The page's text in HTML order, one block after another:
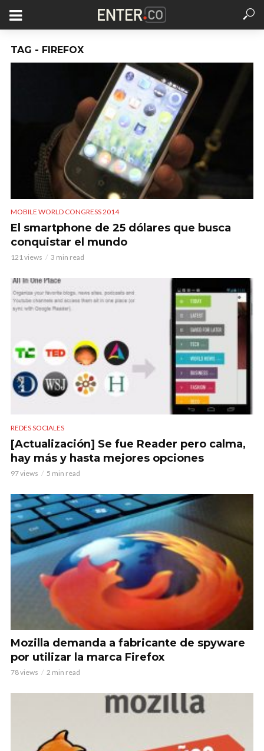
TAG - FIREFOX
MOBILE WORLD CONGRESS 2014
El smartphone de 25 dólares que busca
conquistar el mundo
121 views 3 min read
REDES SOCIALES
[Actualización] Se fue Reader pero calma,
hay más y hasta mejores opciones
97 views 5 min read
Mozilla demanda a fabricante de spyware
por utilizar la marca Firefox
78 views 2 min read